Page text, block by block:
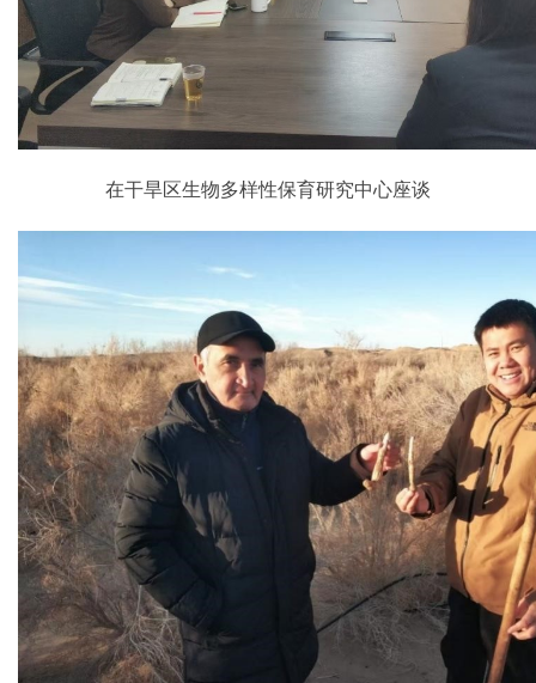
在干旱区生物多样性保育研究中心座谈